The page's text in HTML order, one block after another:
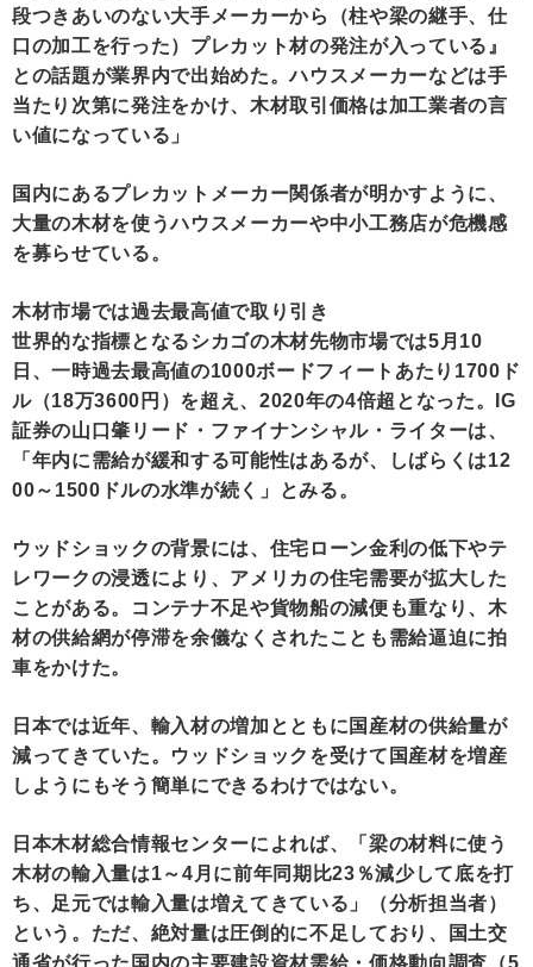
段つきあいのない大手メーカーから（柱や梁の継手、仕
口の加工を行った）プレカット材の発注が入っている』
との話題が業界内で出始めた。ハウスメーカーなどは手
当たり次第に発注をかけ、木材取引価格は加工業者の言
い値になっている」
国内にあるプレカットメーカー関係者が明かすように、
大量の木材を使うハウスメーカーや中小工務店が危機感
を募らせている。
木材市場では過去最高値で取り引き
世界的な指標となるシカゴの木材先物市場では5月10
日、一時過去最高値の1000ボードフィートあたり1700ド
ル（18万3600円）を超え、2020年の4倍超となった。IG
証券の山口肇リード・ファイナンシャル・ライターは、
「年内に需給が緩和する可能性はあるが、しばらくは12
00～1500ドルの水準が続く」とみる。
ウッドショックの背景には、住宅ローン金利の低下やテ
レワークの浸透により、アメリカの住宅需要が拡大した
ことがある。コンテナ不足や貨物船の減便も重なり、木
材の供給網が停滞を余儀なくされたことも需給逼迫に拍
車をかけた。
日本では近年、輸入材の増加とともに国産材の供給量が
減ってきていた。ウッドショックを受けて国産材を増産
しようにもそう簡単にできるわけではない。
日本木材総合情報センターによれば、「梁の材料に使う
木材の輸入量は1～4月に前年同期比23％減少して底を打
ち、足元では輸入量は増えてきている」（分析担当者）
という。ただ、絶対量は圧倒的に不足しており、国土交